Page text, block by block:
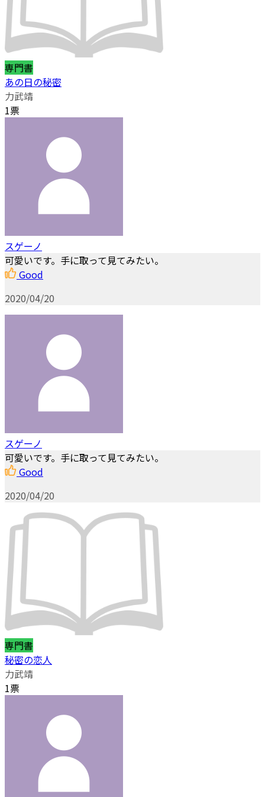
専門書
あの日の秘密
力武靖
1票
スゲーノ
可愛いです。手に取って見てみたい。
Good
2020/04/20
スゲーノ
可愛いです。手に取って見てみたい。
Good
2020/04/20
専門書
秘密の恋人
力武靖
1票